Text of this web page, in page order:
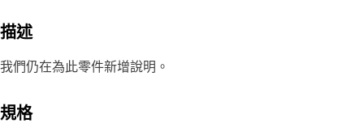
描述
我們仍在為此零件新增說明。
規格